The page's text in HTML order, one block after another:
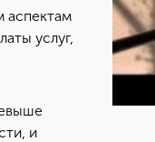
аспектам
услуг,
и